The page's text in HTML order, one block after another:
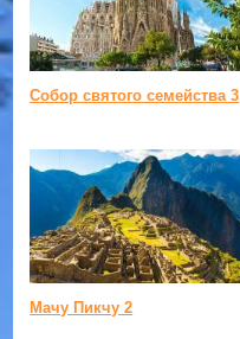
Собор святого семейства 3
Мачу Пикчу 2